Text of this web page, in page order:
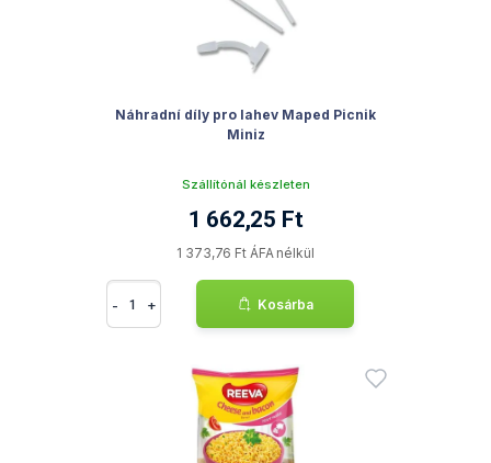
Náhradní díly pro lahev Maped Picnik
Miniz
Szállítónál készleten
1 662,25 Ft
1 373,76 Ft ÁFA nélkül
- + Kosárba